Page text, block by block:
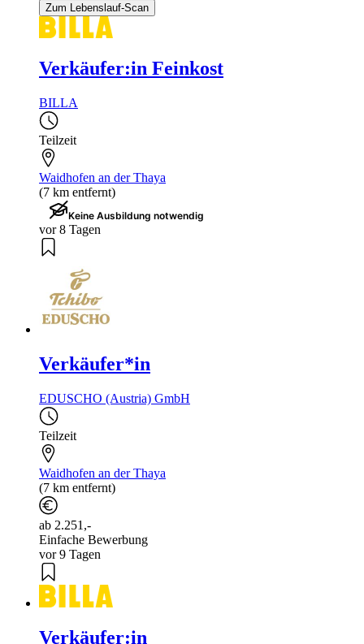
Zum Lebenslauf-Scan
Verkäufer:in Feinkost
BILLA
Teilzeit
Waidhofen an der Thaya
(7 km entfernt)
Keine Ausbildung notwendig
vor 8 Tagen
Verkäufer*in
EDUSCHO (Austria) GmbH
Teilzeit
Waidhofen an der Thaya
(7 km entfernt)
ab 2.251,-
Einfache Bewerbung
vor 9 Tagen
Verkäufer:in